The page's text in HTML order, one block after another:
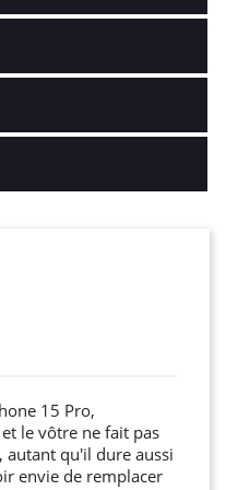
15 Pro,
le vôtre ne fait pas
qu'il dure aussi
envie de remplacer